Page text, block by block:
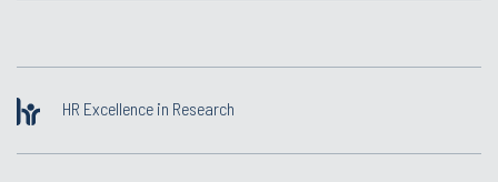
HR Excellence in Research